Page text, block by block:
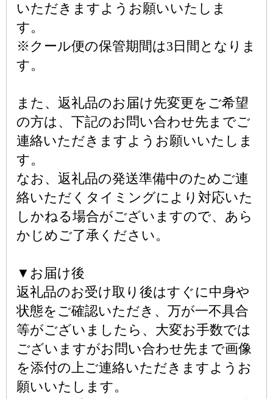
いただきますようお願いいたしま
す。
※クール便の保管期間は3日間となりま
す。
また、返礼品のお届け先変更をご希望
の方は、下記のお問い合わせ先までご
連絡いただきますようお願いいたしま
す。
なお、返礼品の発送準備中のためご連
絡いただくタイミングにより対応いた
しかねる場合がございますので、あら
かじめご了承ください。
▼お届け後
返礼品のお受け取り後はすぐに中身や
状態をご確認いただき、万が一不具合
等がございましたら、大変お手数では
ございますがお問い合わせ先まで画像
を添付の上ご連絡いただきますようお
願いいたします。